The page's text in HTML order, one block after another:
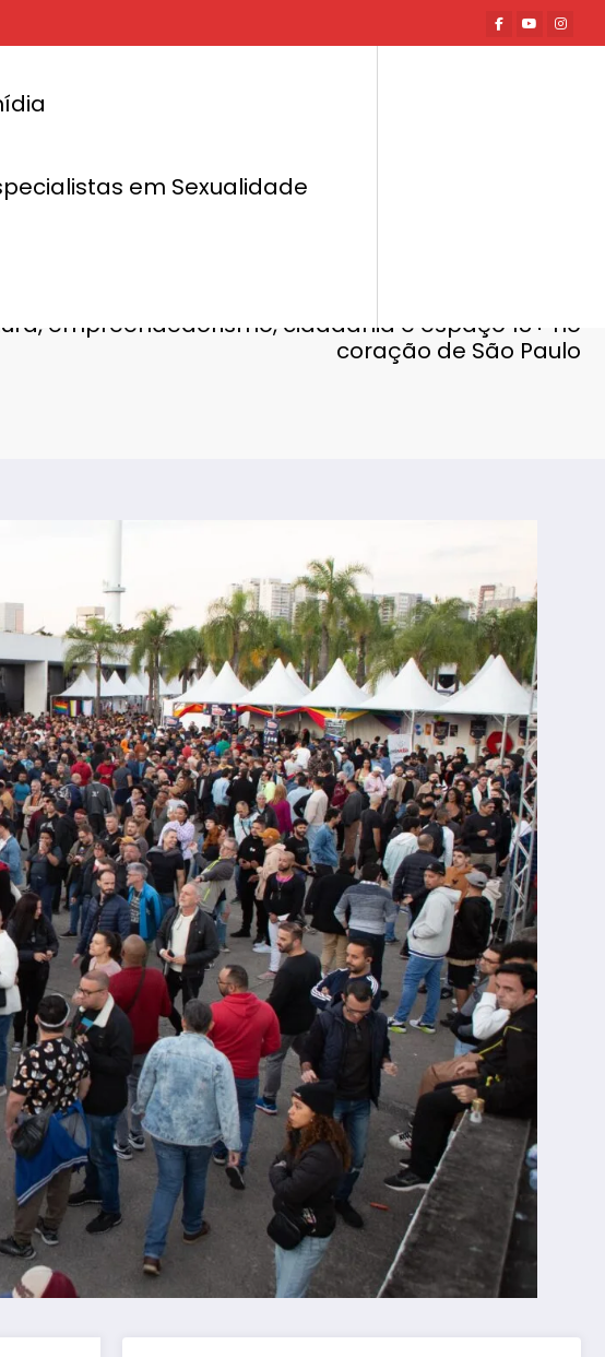
em Sexualidade
empreendedorismo, cidadania e espaço 18+ no
coração de São Paulo